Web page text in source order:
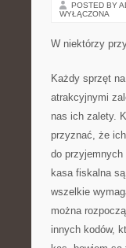
POSTED BY
WYŁĄCZONA
W niektórzy
Każdy sprzęt
atrakcyjnymi
nas ich zalety.
przyznać, że
do
kasa fiskalna
wszelkie
można
innych kodów,